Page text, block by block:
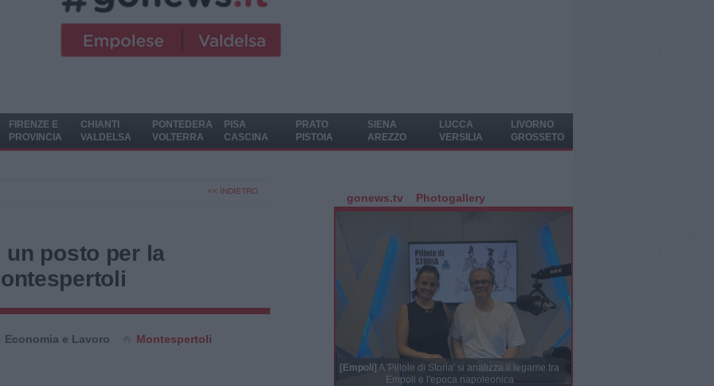
FIRENZE E
PROVINCIA
CHIANTI
VALDELSA
PONTEDERA
VOLTERRA
PISA
CASCINA
PRATO
PISTOIA
SIENA
AREZZO
LUCCA
VERSILIA
LIVORNO
GROSSETO
<< INDIETRO
posto per la
Economia e Lavoro Montespertoli
gonews.tv Photogallery
[Empoli] A 'Pillole di Storia' si analizza il legame tra
Empoli e l'epoca napoleonica